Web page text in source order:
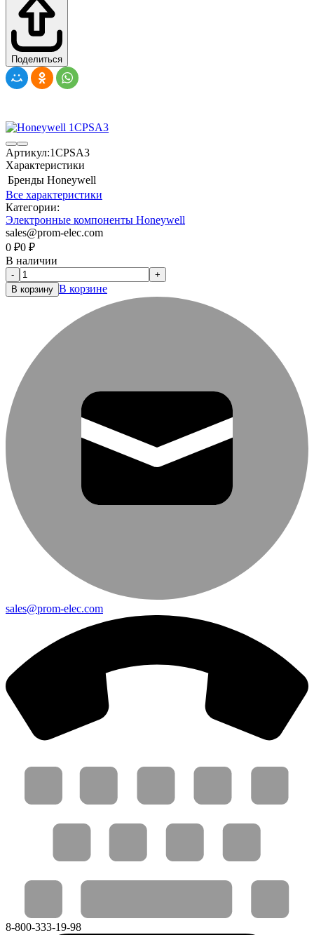
Поделиться
Артикул:1CPSA3
Характеристики
Бренды Honeywell
Все характеристики
Категории:
Электронные компоненты Honeywell
sales@prom-elec.com
0 ₽0 ₽
В наличии
-
+
В корзину В корзине
sales@prom-elec.com
8-800-333-19-98